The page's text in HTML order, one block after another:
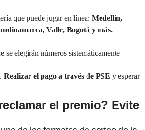
que puede jugar en línea: Medellín,
Valle, Bogotá y más.
se elegirán números sistemáticamente
Realizar el pago a través de PSE y esperar
el premio? Evite